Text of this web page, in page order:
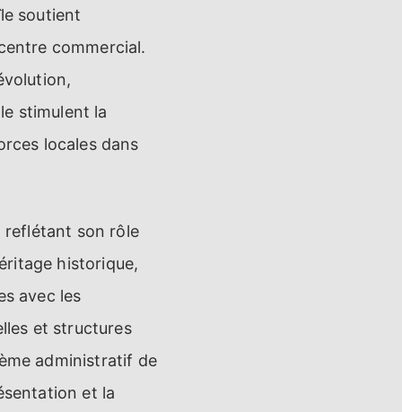
soutient
commercial.
stimulent la
locales dans
reflétant son rôle
historique,
avec les
et structures
administratif de
et la